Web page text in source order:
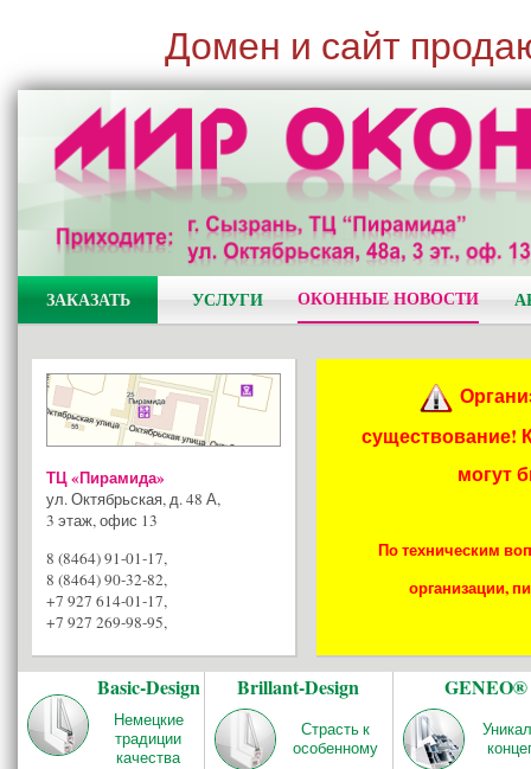
Домен и сайт
ЗАКАЗАТЬ УСЛУГИ ОКОННЫЕ НОВОСТИ
ТЦ «Пирамида»
ул. Октябрьская, д. 48 А,
3 этаж, офис 13
8 (8464) 91-01-17,
8 (8464) 90-32-82,
+7 927 614-01-17,
+7 927 269-98-95,
существование!
могут
По техническим
организации,
Basic-Design
Немецкие
традиции
качества
Brillant-Design
Страсть к
особенному
GENEO®